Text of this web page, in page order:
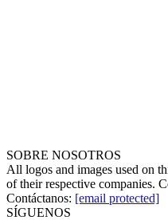
SOBRE NOSOTROS
All logos and images used on
of their respective companies.
Contáctanos: [email protected]
SÍGUENOS